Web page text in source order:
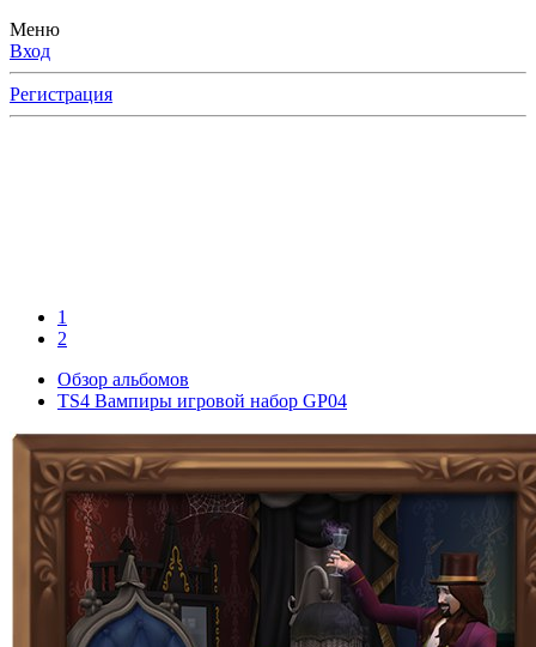
Меню
Вход
Регистрация
1
2
Обзор альбомов
TS4 Вампиры игровой набор GP04